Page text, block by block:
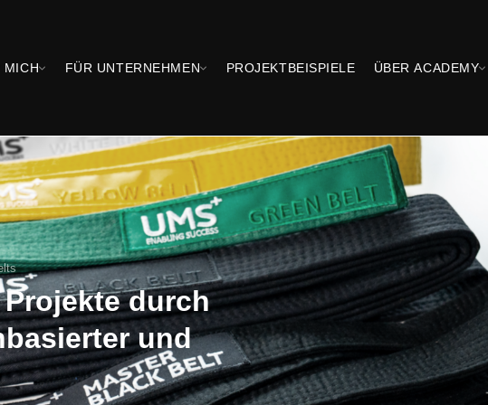
MICH FÜR UNTERNEHMEN PROJEKTBEISPIELE ÜBER ACADEMY
Projekte durch
und